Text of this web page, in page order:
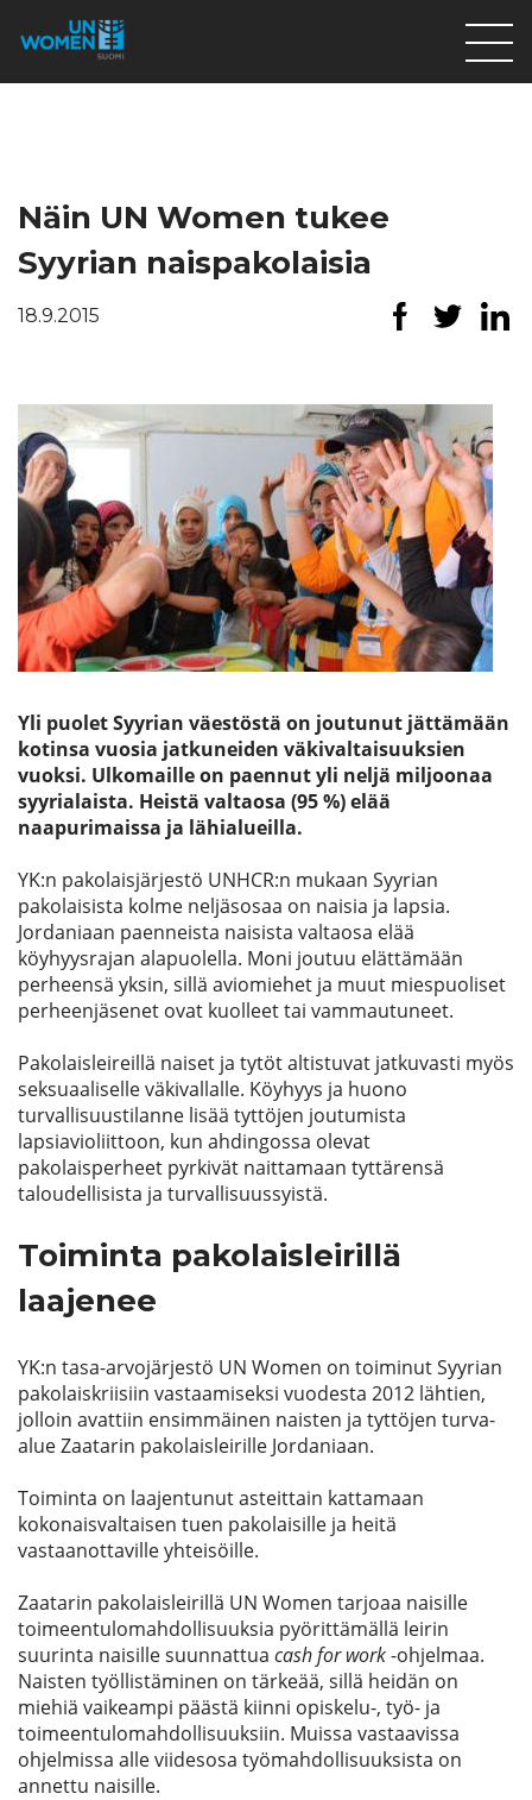
Mitä teemme
Ajankohtaista
Lahjoita
Etsi
Näin UN Women tukee
Syyrian naispakolaisia
18.9.2015
Yli puolet Syyrian väestöstä on joutunut jättämään
kotinsa vuosia jatkuneiden väkivaltaisuuksien
vuoksi. Ulkomaille on paennut yli neljä miljoonaa
syyrialaista. Heistä valtaosa (95 %) elää
naapurimaissa ja lähialueilla.
YK:n pakolaisjärjestö UNHCR:n mukaan Syyrian
pakolaisista kolme neljäsosaa on naisia ja lapsia.
Jordaniaan paenneista naisista valtaosa elää
köyhyysrajan alapuolella. Moni joutuu elättämään
perheensä yksin, sillä aviomiehet ja muut miespuoliset
perheenjäsenet ovat kuolleet tai vammautuneet.
Pakolaisleireillä naiset ja tytöt altistuvat jatkuvasti myös
seksuaaliselle väkivallalle. Köyhyys ja huono
turvallisuustilanne lisää tyttöjen joutumista
lapsiavioliittoon, kun ahdingossa olevat
pakolaisperheet pyrkivät naittamaan tyttärensä
taloudellisista ja turvallisuussyistä.
Toiminta pakolaisleirillä
laajenee
YK:n tasa-arvojärjestö UN Women on toiminut Syyrian
pakolaiskriisiin vastaamiseksi vuodesta 2012 lähtien,
jolloin avattiin ensimmäinen naisten ja tyttöjen turva-
alue Zaatarin pakolaisleirille Jordaniaan.
Toiminta on laajentunut asteittain kattamaan
kokonaisvaltaisen tuen pakolaisille ja heitä
vastaanottaville yhteisöille.
Zaatarin pakolaisleirillä UN Women tarjoaa naisille
toimeentulomahdollisuuksia pyörittämällä leirin
suurinta naisille suunnattua cash for work-ohjelmaa.
Naisten työllistäminen on tärkeää, sillä heidän on
miehiä vaikeampi päästä kiinni opiskelu-, työ- ja
toimeentulomahdollisuuksiin. Muissa vastaavissa
ohjelmissa alle viidesosa työmahdollisuuksista on
annettu naisille.